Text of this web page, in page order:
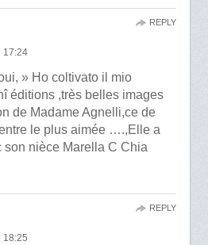
17:24
» Ho coltivato il mio
éditions ,très belles images
de Madame Agnelli,ce de
le plus aimée ….,Elle a
son nièce Marella C Chia
REPLY
18:25
REPLY